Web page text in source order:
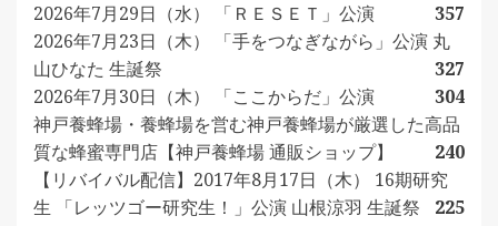
2026年7月29日（水） 「ＲＥＳＥＴ」公演
357
2026年7月23日（木） 「手をつなぎながら」公演 丸
山ひなた 生誕祭
327
2026年7月30日（木） 「ここからだ」公演
304
神戸養蜂場・養蜂場を営む神戸養蜂場が厳選した高品
質な蜂蜜専門店【神戸養蜂場 通販ショップ】
240
【リバイバル配信】2017年8月17日（木） 16期研究
生 「レッツゴー研究生！」公演 山根涼羽 生誕祭
225